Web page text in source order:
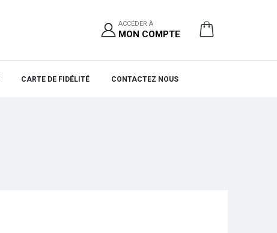
ACCÉDER À
MON COMPTE
CARTE DE FIDÉLITÉ CONTACTEZ NOUS